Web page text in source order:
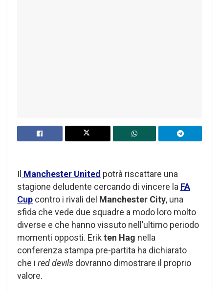
Il Manchester United potrà riscattare una
stagione deludente cercando di vincere la FA
Cup contro i rivali del Manchester City, una
sfida che vede due squadre a modo loro molto
diverse e che hanno vissuto nell’ultimo periodo
momenti opposti. Erik ten Hag nella
conferenza stampa pre-partita ha dichiarato
che i red devils dovranno dimostrare il proprio
valore.